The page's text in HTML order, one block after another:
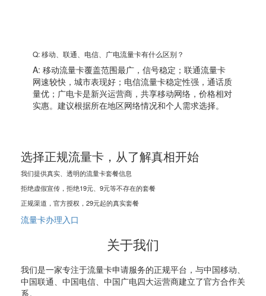
Q: 移动、联通、电信、广电流量卡有什么区别？
A: 移动流量卡覆盖范围最广，信号稳定；联通流量卡
网速较快，城市表现好；电信流量卡稳定性强，通话质
量优；广电卡是新兴运营商，共享移动网络，价格相对
实惠。建议根据所在地区网络情况和个人需求选择。
选择正规流量卡，从了解真相开始
我们提供真实、透明的流量卡套餐信息
拒绝虚假宣传，拒绝19元、9元等不存在的套餐
正规渠道，官方授权，29元起的真实套餐
流量卡办理入口
关于我们
我们是一家专注于流量卡申请服务的正规平台，与中国移动、
中国联通、中国电信、中国广电四大运营商建立了官方合作关
系。